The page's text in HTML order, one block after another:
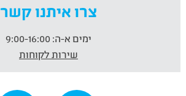
צרו איתנו קשר
ימים א-ה:
שירות לקוחות